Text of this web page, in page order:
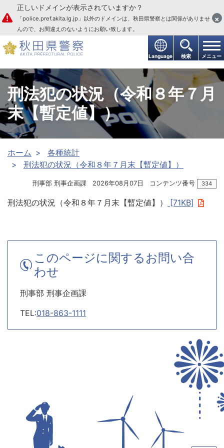
本文へ
Language 検索 メニュー
正しいドメインが表示されていますか？
「police.pref.akita.lg.jp」以外のドメインは、秋田県警察とは関係がありませ
んので、お間違えのないようにお願い致します。
×
刑法犯の状況（令和８年７月
末【暫定値】）
ホーム
各種統計
刑法犯の状況（令和８年７月末【暫定値】）
刑事部 刑事企画課 2026年08月07日 コンテンツ番号 334
刑法犯の状況（令和８年７月末【暫定値】） [71KB]
このページに関するお問い合
わせ
刑事部 刑事企画課
TEL:018-863-1111